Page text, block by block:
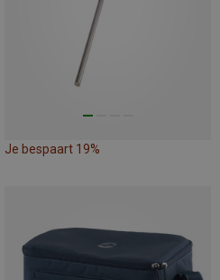
Je bespaart 19%